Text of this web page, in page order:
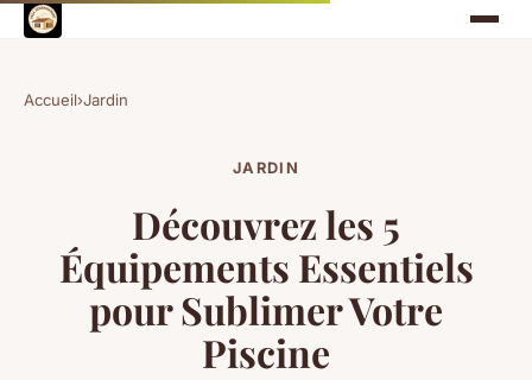
Accueil›Jardin
JARDIN
Découvrez les 5
Équipements Essentiels
pour Sublimer Votre
Piscine